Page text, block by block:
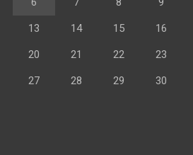
13 14 15 16
20 21 22 23
27 28 29 30